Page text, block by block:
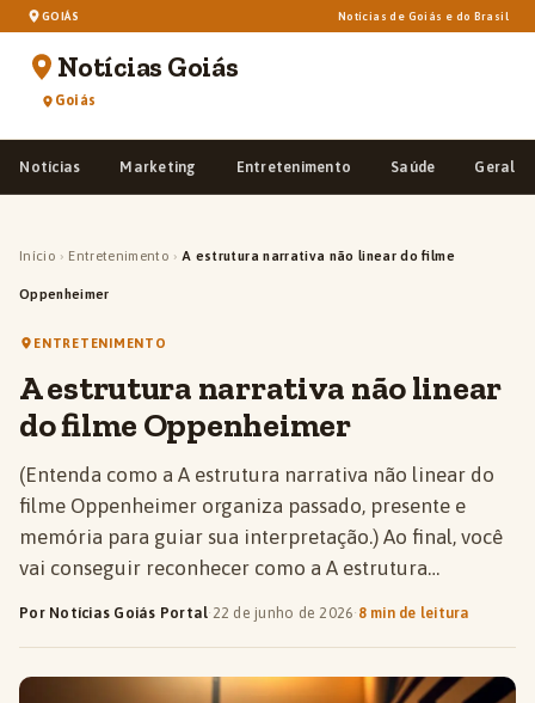
GOIÁS Notícias de Goiás e do Brasil
Notícias Goiás
Goiás
Notícias Marketing Entretenimento Saúde Geral
Início › Entretenimento › A estrutura narrativa não linear do filme
Oppenheimer
ENTRETENIMENTO
A estrutura narrativa não linear
do filme Oppenheimer
(Entenda como a A estrutura narrativa não linear do
filme Oppenheimer organiza passado, presente e
memória para guiar sua interpretação.) Ao final, você
vai conseguir reconhecer como a A estrutura…
Por Notícias Goiás Portal·22 de junho de 2026· 8 min de leitura